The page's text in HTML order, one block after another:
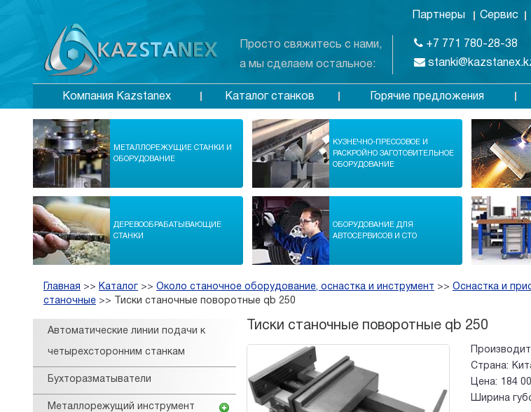
Просто свяжитесь с нами,
а мы сделаем остальное:
Партнеры Сервис
+7 771 780-28-38
Компания Kazstanex Каталог станков Горячие предложения
МЕТАЛЛОРЕЖУЩИЕ СТАНКИ И
ОБОРУДОВАНИЕ
КУЗНЕЧНО-ПРЕССОВОЕ И
РАСКРОЙНО ЗАГОТОВИТЕЛЬНОЕ
ОБОРУДОВАНИЕ
ДЕРЕВООБРАБАТЫВАЮЩИЕ
СТАНКИ
ОБОРУДОВАНИЕ ДЛЯ
АВТОСЕРВИСОВ И СТО
Главная >> Каталог >> Около станочное оборудование, оснастка и инструмент >> Оснастка и
станочные >> Тиски станочные поворотные qb 250
Автоматические линии подачи к
четырехсторонним станкам
Бухторазматыватели
Металлорежущий инструмент
Тиски станочные поворотные qb 250
Страна:
Цена: 184
Ширина